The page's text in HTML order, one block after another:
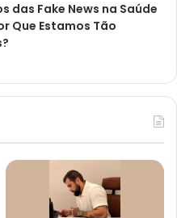
das Fake News na Saúde
Que Estamos Tão